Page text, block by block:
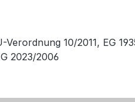
10/2011, EG
2023/2006